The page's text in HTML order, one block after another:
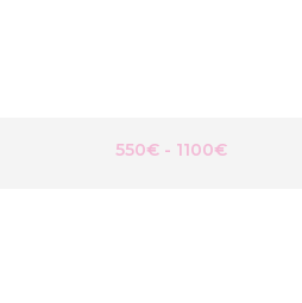
550€ - 1100€